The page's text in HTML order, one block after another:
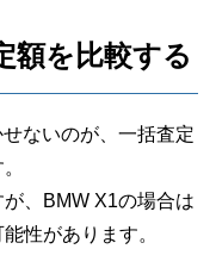
額を比較する
ないのが、一括査定
、BMW X1の場合は
性があります。